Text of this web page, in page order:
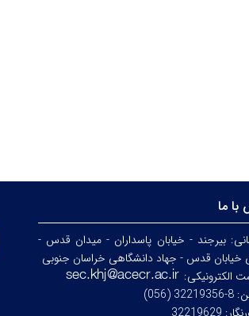
با ما
بیرجند - خیابان پاسداران - میدان قدس -
خیابان قدس - جهاد دانشگاهی خراسان جنوبی
الکترونیکی:
8-32219356 (056)